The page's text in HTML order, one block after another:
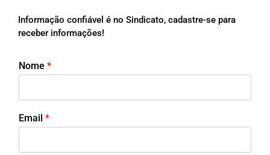
Informação confiável é no Sindicato, cadastre-se para
receber informações!
Nome *
Email *